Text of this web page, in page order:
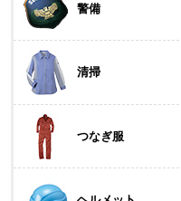
警備
清掃
つなぎ服